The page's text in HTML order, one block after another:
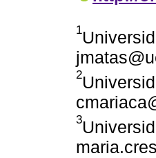
1
2
3